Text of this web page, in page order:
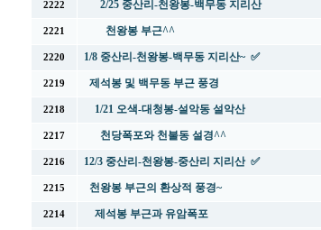
2222 2/25 중산리-천왕봉-백무동 지리산
2221 천왕봉 부근^^
2220 1/8 중산리-천왕봉-백무동 지리산~ ✅
2219 제석봉 및 백무동 부근 풍경
2218 1/21 오색-대청봉-설악동 설악산
2217 천당폭포와 천불동 설경^^
2216 12/3 중산리-천왕봉-중산리 지리산 ✅
2215 천왕봉 부근의 환상적 풍경~
2214 제석봉 부근과 유암폭포